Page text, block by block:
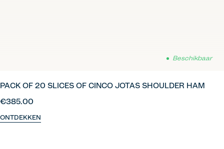
Beschikbaar
PACK OF 20 SLICES OF CINCO JOTAS SHOULDER HAM
€385.00
ONTDEKKEN